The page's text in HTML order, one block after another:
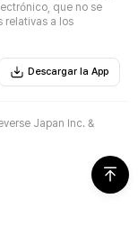
que no se
relativas a los
Descargar la App
Japan Inc. &